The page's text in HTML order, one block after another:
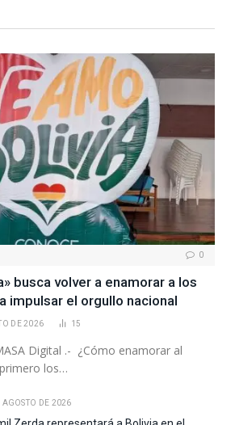
0
busca volver a enamorar a los
impulsar el orgullo nacional
DE 2026 15
Digital .- ¿Cómo enamorar al
los…
AGOSTO DE 2026